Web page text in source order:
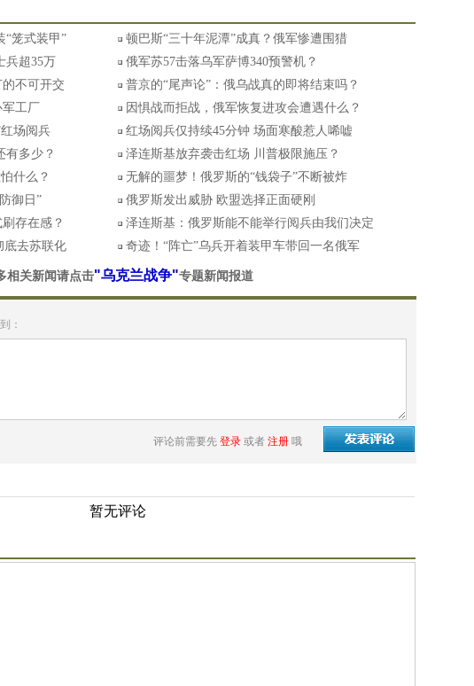
“笼式装甲”
顿巴斯“三十年泥潭”成真？俄军惨遭围猎
兵超35万
俄军苏57击落乌军萨博340预警机？
不可开交
普京的“尾声论”：俄乌战真的即将结束吗？
工厂
因惧战而拒战，俄军恢复进攻会遭遇什么？
场阅兵
红场阅兵仅持续45分钟 场面寒酸惹人唏嘘
有多少？
泽连斯基放弃袭击红场 川普极限施压？
什么？
无解的噩梦！俄罗斯的“钱袋子”不断被炸
御日”
俄罗斯发出威胁 欧盟选择正面硬刚
存在感？
泽连斯基：俄罗斯能不能举行阅兵由我们决定
底去苏联化
奇迹！“阵亡”乌兵开着装甲车带回一名俄军
相关新闻请点击"乌克兰战争"专题新闻报道
：
评论前需要先 登录 或者 注册 哦
暂无评论